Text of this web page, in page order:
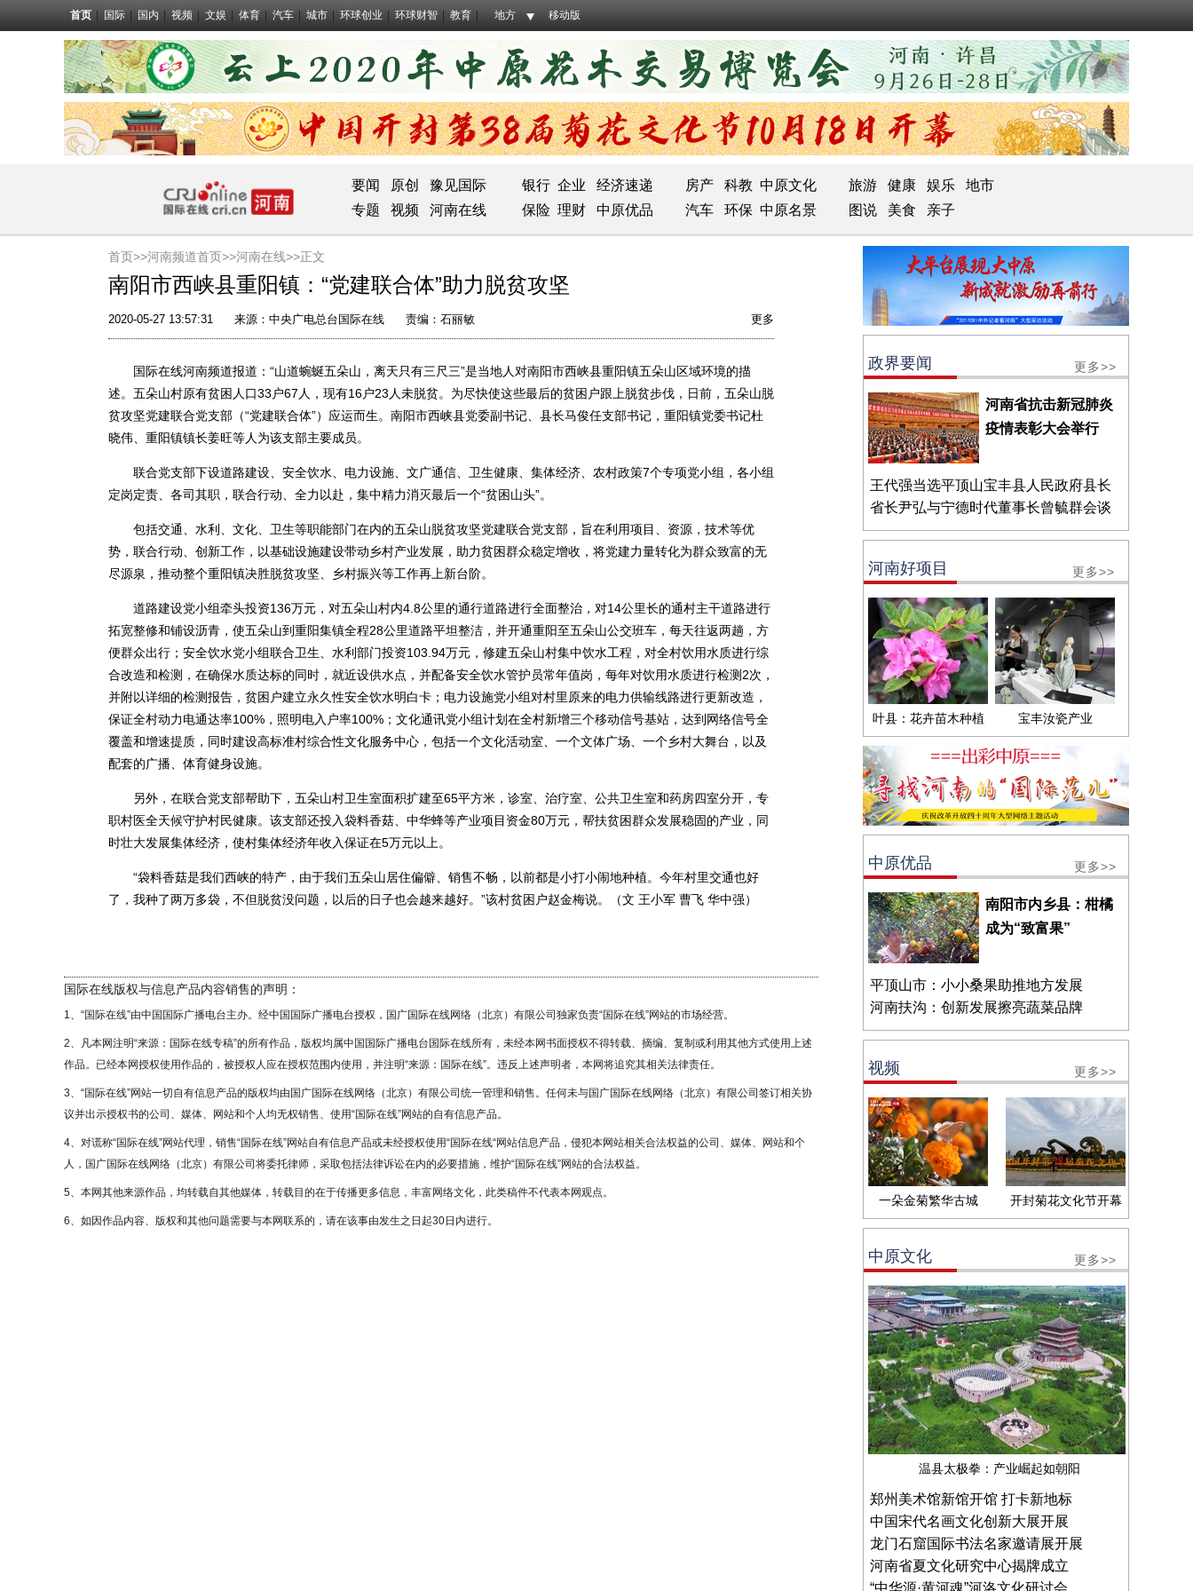
首页 国际 国内 视频 文娱 体育 汽车 城市 环球创业 环球财智 教育 地方 移动版
要闻 原创 豫见国际 银行 企业 经济速递 房产 科教 中原文化 旅游 健康 娱乐
地市
专题
视频 河南在线 保险 理财 中原优品 汽车 环保 中原名景 图说 美食 亲子
首页>>河南频道首页>>河南在线>>正文
南阳市西峡县重阳镇：“党建联合体”助力脱贫攻坚
2020-05-27 13:57:31 来源： 中央广电总台国际在线 责编：石丽敏 更多
国际在线河南频道报道：“山道蜿蜒五朵山，离天只有三尺三”是当地人对南阳市西峡县重阳镇五朵山区域环境的描
述。五朵山村原有贫困人口33户67人，现有16户23人未脱贫。为尽快使这些最后的贫困户跟上脱贫步伐，日前，五朵山脱
贫攻坚党建联合党支部（“党建联合体”）应运而生。南阳市西峡县党委副书记、县长马俊任支部书记，重阳镇党委书记杜
晓伟、重阳镇镇长姜旺等人为该支部主要成员。
联合党支部下设道路建设、安全饮水、电力设施、文广通信、卫生健康、集体经济、农村政策7个专项党小组，各小组
定岗定责、各司其职，联合行动、全力以赴，集中精力消灭最后一个“贫困山头”。
包括交通、水利、文化、卫生等职能部门在内的五朵山脱贫攻坚党建联合党支部，旨在利用项目、资源，技术等优
势，联合行动、创新工作，以基础设施建设带动乡村产业发展，助力贫困群众稳定增收，将党建力量转化为群众致富的无
尽源泉，推动整个重阳镇决胜脱贫攻坚、乡村振兴等工作再上新台阶。
道路建设党小组牵头投资136万元，对五朵山村内4.8公里的通行道路进行全面整治，对14公里长的通村主干道路进行
拓宽整修和铺设沥青，使五朵山到重阳集镇全程28公里道路平坦整洁，并开通重阳至五朵山公交班车，每天往返两趟，方
便群众出行；安全饮水党小组联合卫生、水利部门投资103.94万元，修建五朵山村集中饮水工程，对全村饮用水质进行综
合改造和检测，在确保水质达标的同时，就近设供水点，并配备安全饮水管护员常年值岗，每年对饮用水质进行检测2次，
并附以详细的检测报告，贫困户建立永久性安全饮水明白卡；电力设施党小组对村里原来的电力供输线路进行更新改造，
保证全村动力电通达率100%，照明电入户率100%；文化通讯党小组计划在全村新增三个移动信号基站，达到网络信号全
覆盖和增速提质，同时建设高标准村综合性文化服务中心，包括一个文化活动室、一个文体广场、一个乡村大舞台，以及
配套的广播、体育健身设施。
另外，在联合党支部帮助下，五朵山村卫生室面积扩建至65平方米，诊室、治疗室、公共卫生室和药房四室分开，专
职村医全天候守护村民健康。该支部还投入袋料香菇、中华蜂等产业项目资金80万元，帮扶贫困群众发展稳固的产业，同
时壮大发展集体经济，使村集体经济年收入保证在5万元以上。
“袋料香菇是我们西峡的特产，由于我们五朵山居住偏僻、销售不畅，以前都是小打小闹地种植。今年村里交通也好
了，我种了两万多袋，不但脱贫没问题，以后的日子也会越来越好。”该村贫困户赵金梅说。（文 王小军 曹飞 华中强）
国际在线版权与信息产品内容销售的声明：
1、“国际在线”由中国国际广播电台主办。经中国国际广播电台授权，国广国际在线网络（北京）有限公司独家负责“国际在线”网站的市场经营。
2、凡本网注明“来源：国际在线专稿”的所有作品，版权均属中国国际广播电台国际在线所有，未经本网书面授权不得转载、摘编、复制或利用其他方式使用上述
作品。已经本网授权使用作品的，被授权人应在授权范围内使用，并注明“来源：国际在线”。违反上述声明者，本网将追究其相关法律责任。
3、“国际在线”网站一切自有信息产品的版权均由国广国际在线网络（北京）有限公司统一管理和销售。任何未与国广国际在线网络（北京）有限公司签订相关协
议并出示授权书的公司、媒体、网站和个人均无权销售、使用“国际在线”网站的自有信息产品。
4、对谎称“国际在线”网站代理，销售“国际在线”网站自有信息产品或未经授权使用“国际在线“网站信息产品，侵犯本网站相关合法权益的公司、媒体、网站和个
人，国广国际在线网络（北京）有限公司将委托律师，采取包括法律诉讼在内的必要措施，维护“国际在线”网站的合法权益。
5、本网其他来源作品，均转载自其他媒体，转载目的在于传播更多信息，丰富网络文化，此类稿件不代表本网观点。
6、如因作品内容、版权和其他问题需要与本网联系的，请在该事由发生之日起30日内进行。
政界要闻 更多>>
河南省抗击新冠肺炎
疫情表彰大会举行
王代强当选平顶山宝丰县人民政府县长
省长尹弘与宁德时代董事长曾毓群会谈
河南好项目 更多>>
叶县：花卉苗木种植 宝丰汝瓷产业
中原优品 更多>>
南阳市内乡县：柑橘
成为“致富果”
平顶山市：小小桑果助推地方发展
河南扶沟：创新发展擦亮蔬菜品牌
视频 更多>>
一朵金菊繁华古城 开封菊花文化节开幕
中原文化 更多>>
温县太极拳：产业崛起如朝阳
郑州美术馆新馆开馆 打卡新地标
中国宋代名画文化创新大展开展
龙门石窟国际书法名家邀请展开展
河南省夏文化研究中心揭牌成立
“中华源·黄河魂”河洛文化研讨会